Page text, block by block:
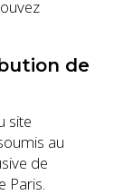
de
site
au
de
Paris.